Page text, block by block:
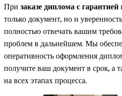
При заказе диплома с гарантией
только документ, но и
полностью отвечать вашим
проблем в дальнейшем. Мы
оперативность оформления
получите ваш документ в срок, а
на всех этапах процесса.